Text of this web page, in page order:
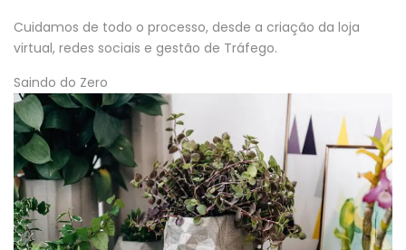
Cuidamos de todo o processo, desde a criação da loja
virtual, redes sociais e gestão de Tráfego.
Saindo do Zero